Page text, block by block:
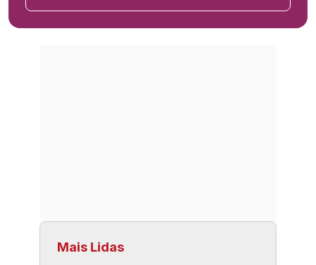
Mais Lidas